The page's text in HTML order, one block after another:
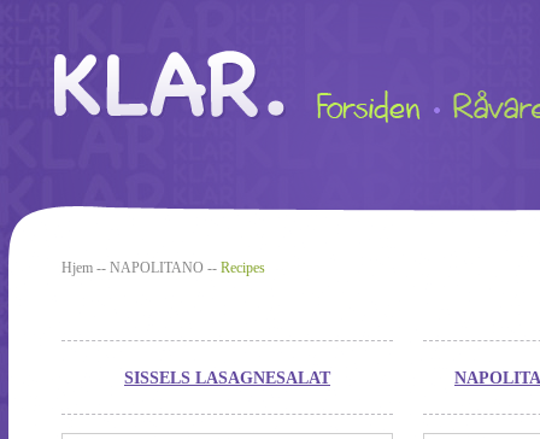
Hjem -- NAPOLITANO -- Recipes
SISSELS LASAGNESALAT